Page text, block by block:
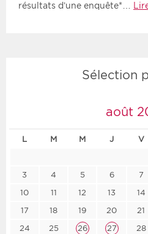
résultats d’une enquête*…
Sélection
août
L M M J V
3
4 5 6 7
10
11 12 13 14
17
18 19 20 21
24
25 26 27 28